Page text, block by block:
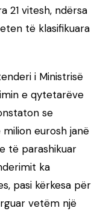
21 vitesh, ndërsa
të klasifikuara
i Ministrisë
e qytetarëve
se
eurosh janë
të parashikuar
ka
pasi kërkesa për
vetëm një